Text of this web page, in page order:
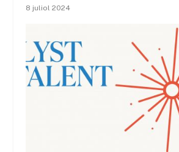
8 juliol 2024